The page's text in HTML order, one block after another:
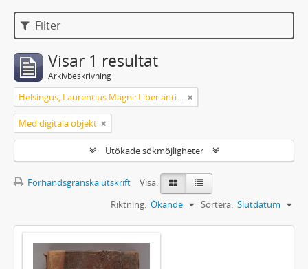
Filter
Visar 1 resultat
Arkivbeskrivning
Helsingus, Laurentius Magni: Liber antiphonarius
Med digitala objekt
Utökade sökmöjligheter
Förhandsgranska utskrift
Visa:
Sortera: Slutdatum
Riktning: Ökande